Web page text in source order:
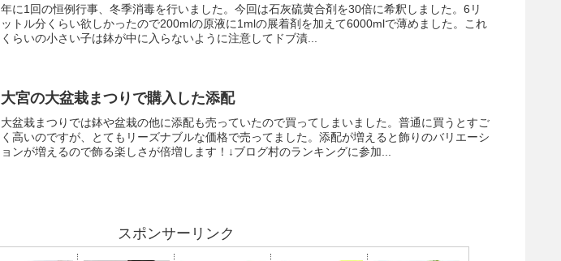
年に1回の恒例行事、冬季消毒を行いました。今回は石灰硫黄合剤を30倍に希釈しました。6リ
ットル分くらい欲しかったので200mlの原液に1mlの展着剤を加えて6000mlで薄めました。これ
くらいの小さい子は鉢が中に入らないように注意してドブ漬...
大宮の大盆栽まつりで購入した添配
大盆栽まつりでは鉢や盆栽の他に添配も売っていたので買ってしまいました。普通に買うとすご
く高いのですが、とてもリーズナブルな価格で売ってました。添配が増えると飾りのバリエーシ
ョンが増えるので飾る楽しさが倍増します！↓ブログ村のランキングに参加...
スポンサーリンク